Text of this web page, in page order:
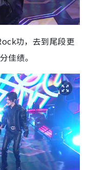
功，去到尾段更
佳绩。